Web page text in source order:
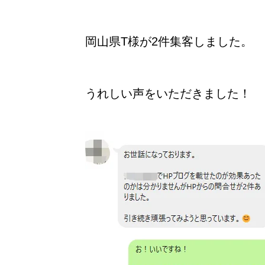
岡山県T様が2件集客しました。
うれしい声をいただきました！